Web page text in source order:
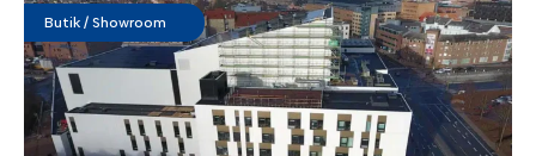
Butik / Showroom